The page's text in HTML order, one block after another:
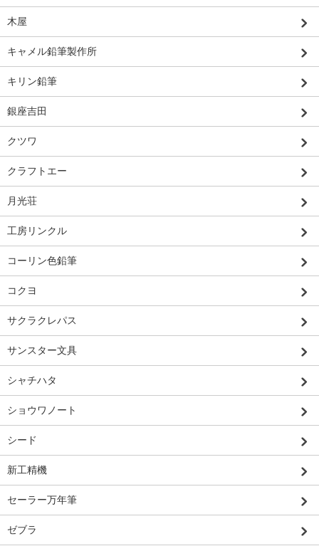
木屋
キャメル鉛筆製作所
キリン鉛筆
銀座吉田
クツワ
クラフトエー
月光荘
工房リンクル
コーリン色鉛筆
コクヨ
サクラクレパス
サンスター文具
シャチハタ
ショウワノート
シード
新工精機
セーラー万年筆
ゼブラ